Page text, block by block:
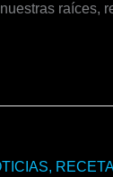
raíces,
,